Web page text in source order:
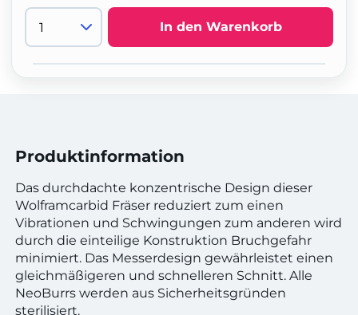
In den Warenkorb
Produktinformation
Das durchdachte konzentrische Design dieser
Wolframcarbid Fräser reduziert zum einen
Vibrationen und Schwingungen zum anderen wird
durch die einteilige Konstruktion Bruchgefahr
minimiert. Das Messerdesign gewährleistet einen
gleichmäßigeren und schnelleren Schnitt. Alle
NeoBurrs werden aus Sicherheitsgründen
sterilisiert.